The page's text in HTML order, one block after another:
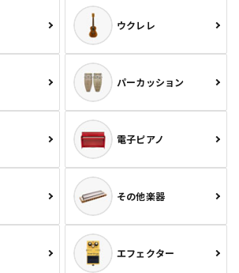
ウクレレ
パーカッション
電子ピアノ
その他楽器
エフェクター